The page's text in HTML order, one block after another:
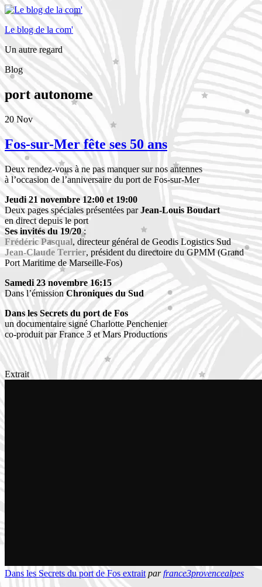
Le blog de la com'
Un autre regard
Blog
port autonome
20 Nov
Fos-sur-Mer fête ses 50 ans
Deux rendez-vous à ne pas manquer sur nos antennes
à l’occasion de l’anniversaire du port de Fos-sur-Mer
Jeudi 21 novembre 12:00 et 19:00
Deux pages spéciales présentées parJean-Louis Boudart
en direct depuis le port
Ses invités du 19/20:
Frédéric Pasqual, directeur général de Geodis Logistics Sud
Jean-Claude Terrier, président du directoire du GPMM (Grand
Port Maritime de Marseille-Fos)
Samedi 23 novembre 16:15
Dans l’émission Chroniques du Sud
Dans les Secrets du port de Fos
un documentaire signé Charlotte Penchenier
co-produit par France 3 et Mars Productions
Extrait
Dans les Secrets du port de Fos extrait parfrance3provencealpes